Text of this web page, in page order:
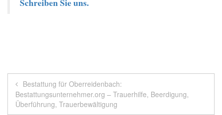
Beitragsnavigation
Bestattung für Oberreidenbach:
Bestattungsunternehmer.org – Trauerhilfe, Beerdigung,
Überführung, Trauerbewältigung